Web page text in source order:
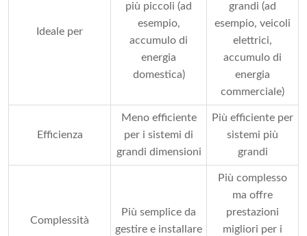
Ideale per
più piccoli (ad
esempio,
accumulo di
energia
domestica)
grandi (ad
esempio, veicoli
elettrici,
accumulo di
energia
commerciale)
Efficienza
Meno efficiente
per i sistemi di
grandi dimensioni
Più efficiente per
sistemi più
grandi
Complessità
Più semplice da
gestire e installare
Più complesso
ma offre
prestazioni
migliori per i